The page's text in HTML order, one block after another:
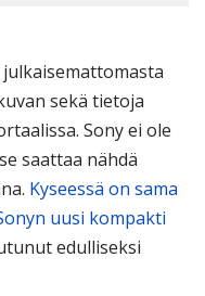
sekä tietoja
Sony ei ole
saattaa nähdä
Kyseessä on sama
uusi kompakti
edulliseksi